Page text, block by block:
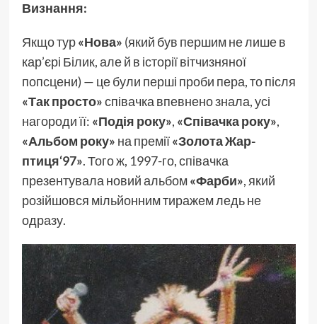
Визнання:
Якщо тур«Нова» (який був першим не лише в
кар’єрі Білик, але й в історії вітчизняної
попсцени) — це були перші проби пера, то після
«Так просто»співачка впевнено знала, усі
нагороди її: «Подія року», «Співачка року»,
«Альбом року» на премії«Золота Жар-
птиця‘97». Того ж, 1997-го, співачка
презентувала новий альбом«Фарби», який
розійшовся мільйонним тиражем ледь не
одразу.